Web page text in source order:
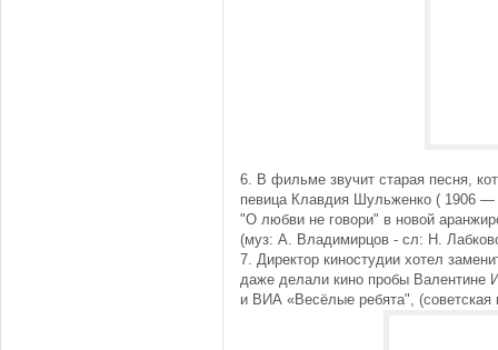
6. В фильме звучит старая песня,
певица Клавдия Шульженко ( 1906 —
"О любви не говори" в новой
(муз: А. Владимирцов - сл: Н.
7. Директор киностудии хотел
даже делали кино пробы Валентине
и ВИА «Весёлые ребята", (советская